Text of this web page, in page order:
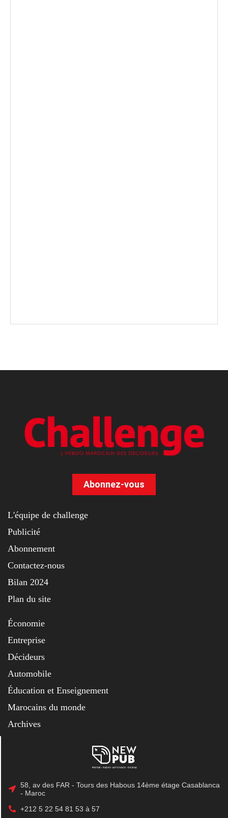
Abonnez-vous
L'équipe de challenge
Publicité
Abonnement
Contactez-nous
Bilan 2024
Plan du site
Économie
Entreprise
Décideurs
Automobile
Éducation et Enseignement
Marocains du monde
Archives
58, av des FAR - Tours des Habous 14ème étage Casablanca
- Maroc
+212 5 22 54 81 53 à 57